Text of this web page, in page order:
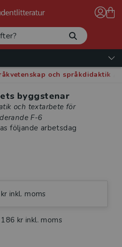
och språkdidaktik
byggstenar
och textarbete för
F-6
följande arbetsdag
inkl. moms
186 kr inkl. moms